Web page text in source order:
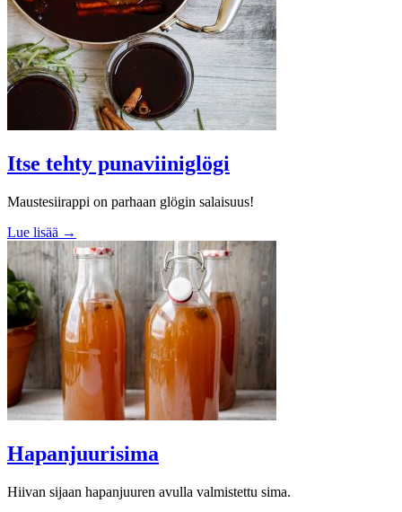
Itse tehty punaviiniglögi
Maustesiirappi on parhaan glögin salaisuus!
Lue lisää →
Hapanjuurisima
Hiivan sijaan hapanjuuren avulla valmistettu sima.